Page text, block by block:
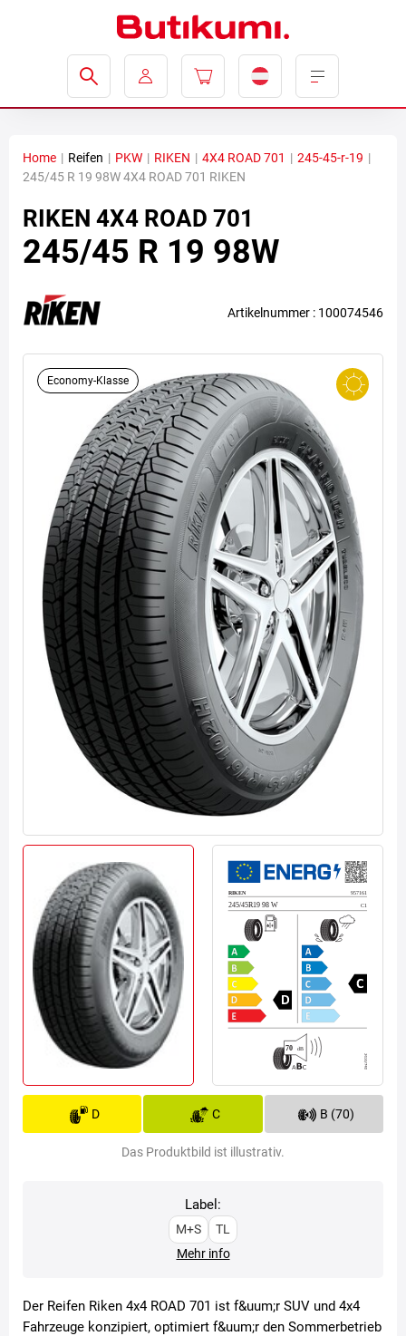
Economy-Klasse
D C B (70)
Das Produktbild ist illustrativ.
Home | Reifen | PKW | RIKEN | 4X4 ROAD 701 | 245-45-r-19 |
245/45 R 19 98W 4X4 ROAD 701 RIKEN
RIKEN 4X4 ROAD 701
245/45 R 19 98W
Artikelnummer : 100074546
Label:
M+S
TL
Mehr info
Der Reifen Riken 4x4 ROAD 701 ist f&uum;r SUV und 4x4
Fahrzeuge konzipiert, optimiert f&uum;r den Sommerbetrieb